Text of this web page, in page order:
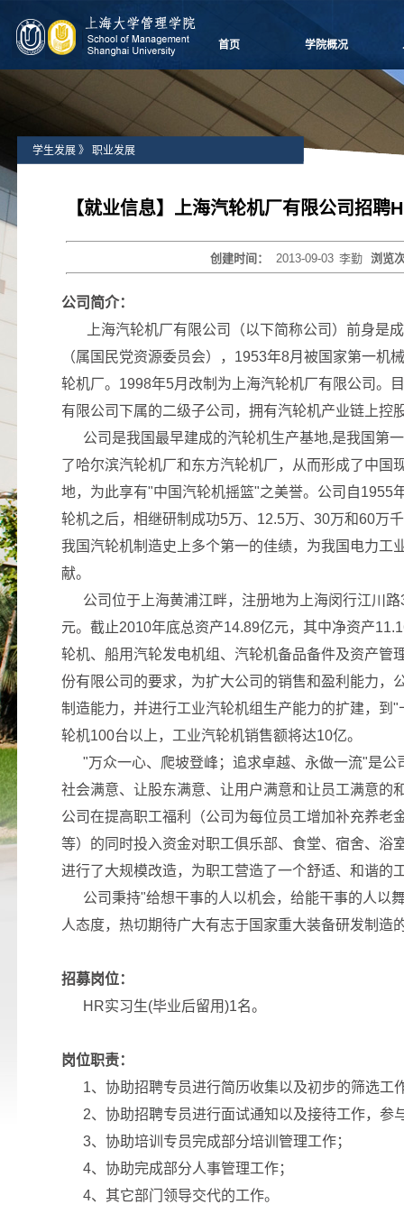
首页 学院概况
学院愿景
院长致辞
学院介绍
党群组织
学院制度
学院视频
学生发展 》 职业发展
【就业信息】上海汽轮机厂有限公司招聘
创建时间：2013-09-03 李勤 浏览
公司简介：
上海汽轮机厂有限公司（以下简称公司）前身是
（属国民党资源委员会）， 1953年8月被国家第一机
轮机厂。 1998年5月改制为上海汽轮机厂有限公司。
有限公司下属的二级子公司，拥有汽轮机产业链上控
公司是我国最早建成的汽轮机生产基地,是我国第
了哈尔滨汽轮机厂和东方汽轮机厂，从而形成了中国
地，为此享有"中国汽轮机摇篮"之美誉。公司自1955
轮机之后，相继研制成功5万、 12.5万、 30万和60万
我国汽轮机制造史上多个第一的佳绩，为我国电力工
献。
公司位于上海黄浦江畔，注册地为上海闵行江川路
元。截止2010年底总资产14.89亿元，其中净资产
轮机、船用汽轮发电机组、汽轮机备品备件及资产管
份有限公司的要求，为扩大公司的销售和盈利能力，
制造能力，并进行工业汽轮机组生产能力的扩建，到
轮机100台以上，工业汽轮机销售额将达10亿。
"万众一心、爬坡登峰；追求卓越、永做一流"是公
社会满意、让股东满意、让用户满意和让员工满意的
公司在提高职工福利（公司为每位员工增加补充养老
等）的同时投入资金对职工俱乐部、食堂、宿舍、浴
进行了大规模改造，为职工营造了一个舒适、和谐的
公司秉持"给想干事的人以机会，给能干事的人以
人态度，热切期待广大有志于国家重大装备研发制造
招募岗位：
HR实习生(毕业后留用)1名。
岗位职责：
1、协助招聘专员进行简历收集以及初步的筛选工
2、协助招聘专员进行面试通知以及接待工作，参
3、协助培训专员完成部分培训管理工作；
4、协助完成部分人事管理工作；
4、其它部门领导交代的工作。